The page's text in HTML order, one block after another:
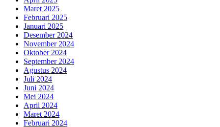
Maret 2025
Februari 2025
Januari 2025
Desember 2024
November 2024
Oktober 2024
September 2024
Agustus 2024
Juli 2024
Juni 2024
Mei 2024
April 2024
Maret 2024
Februari 2024